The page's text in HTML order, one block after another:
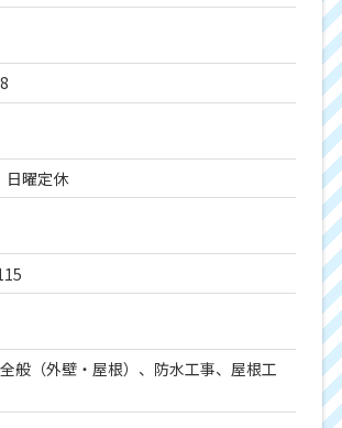
曜定休
般（外壁・屋根）、防水工事、屋根工